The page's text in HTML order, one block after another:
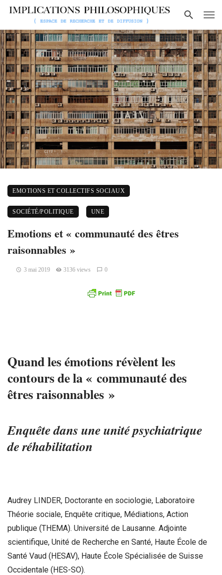
EMOTIONS ET COLLECTIFS SOCIAUX
SOCIÉTÉ/POLITIQUE UNE
Emotions et « communauté des êtres
raisonnables »
3 mai 2019 3136 views 0
Quand les émotions révèlent les
contours dela « communauté des
êtres raisonnables »
Enquête dans une unité psychiatrique
de réhabilitation
Audrey LINDER, Doctorante en sociologie, Laboratoire
Théorie sociale, Enquête critique, Médiations, Action
publique (THEMA). Université de Lausanne. Adjointe
scientifique, Unité de Recherche en Santé, Haute École de
Santé Vaud (HESAV), Haute École Spécialisée de Suisse
Occidentale (HES-SO).